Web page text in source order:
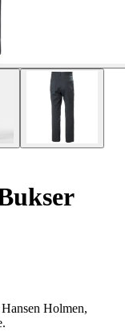
Holmen,